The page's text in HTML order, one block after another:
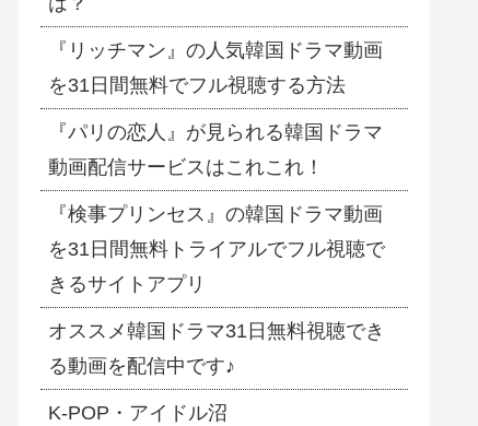
『リッチマン』の人気韓国ドラマ動画
を31日間無料でフル視聴する方法
『パリの恋人』が見られる韓国ドラマ
動画配信サービスはこれこれ！
『検事プリンセス』の韓国ドラマ動画
を31日間無料トライアルでフル視聴で
きるサイトアプリ
オススメ韓国ドラマ31日無料視聴でき
る動画を配信中です♪
​K-POP・アイドル沼